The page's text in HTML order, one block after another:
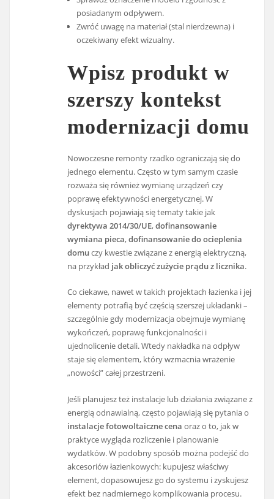
posiadanym odpływem.
Zwróć uwagę na materiał (stal nierdzewna) i
oczekiwany efekt wizualny.
Wpisz produkt w
szerszy kontekst
modernizacji domu
Nowoczesne remonty rzadko ograniczają się do
jednego elementu. Często w tym samym czasie
rozważa się również wymianę urządzeń czy
poprawę efektywności energetycznej. W
dyskusjach pojawiają się tematy takie jak
dyrektywa 2014/30/UE,dofinansowanie
wymiana pieca,dofinansowanie do ocieplenia
domuczy kwestie związane z energią elektryczną,
na przykład jak obliczyć zużycie prądu z licznika.
Co ciekawe, nawet w takich projektach łazienka i jej
elementy potrafią być częścią szerszej układanki –
szczególnie gdy modernizacja obejmuje wymianę
wykończeń, poprawę funkcjonalności i
ujednolicenie detali. Wtedy nakładka na odpływ
staje się elementem, który wzmacnia wrażenie
„nowości” całej przestrzeni.
Jeśli planujesz też instalacje lub działania związane z
energią odnawialną, często pojawiają się pytania o
instalacje fotowoltaiczne cena oraz o to, jak w
praktyce wygląda rozliczenie i planowanie
wydatków. W podobny sposób można podejść do
akcesoriów łazienkowych: kupujesz właściwy
element, dopasowujesz go do systemu i zyskujesz
efekt bez nadmiernego komplikowania procesu.